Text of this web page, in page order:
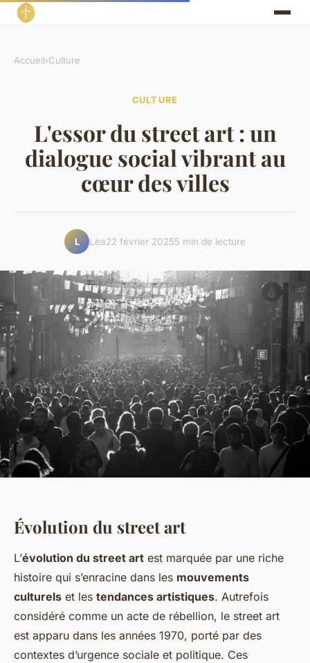
Accueil›Culture
CULTURE
L'essor du street art : un
dialogue social vibrant au
cœur des villes
L Léa22 février 20255 min de lecture
Évolution du street art
L’évolution du street art est marquée par une riche
histoire qui s’enracine dans les mouvements
culturels et les tendances artistiques. Autrefois
considéré comme un acte de rébellion, le street art
est apparu dans les années 1970, porté par des
contextes d’urgence sociale et politique. Ces